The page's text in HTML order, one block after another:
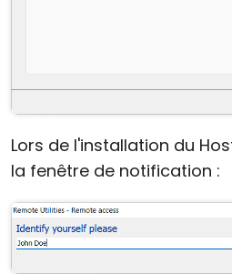
Lors de l'installation du
la fenêtre de notification :